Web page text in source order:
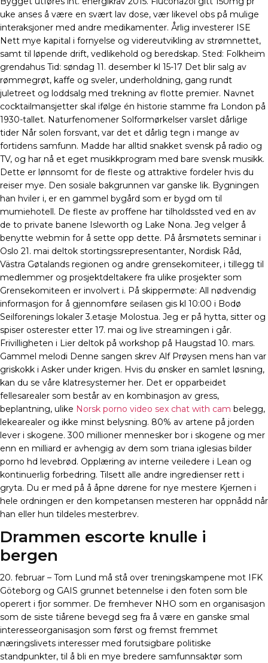
uke anses å være en svært lav dose, vær likevel obs på mulige
interaksjoner med andre medikamenter. Årlig investerer ISE
Nett mye kapital i fornyelse og videreutvikling av strømnettet,
samt til løpende drift, vedlikehold og beredskap. Sted: Folkheim
grendahus Tid: søndag 11. desember kl 15-17 Det blir salg av
rømmegrøt, kaffe og sveler, underholdning, gang rundt
juletreet og loddsalg med trekning av flotte premier. Navnet
cocktailmansjetter skal ifølge én historie stamme fra London på
1930-tallet. Naturfenomener Solformørkelser varslet dårlige
tider Når solen forsvant, var det et dårlig tegn i mange av
fortidens samfunn. Madde har alltid snakket svensk på radio og
TV, og har nå et eget musikkprogram med bare svensk musikk.
Dette er lønnsomt for de fleste og attraktive fordeler hvis du
reiser mye. Den sosiale bakgrunnen var ganske lik. Bygningen
han hviler i, er en gammel bygård som er bygd om til
mumiehotell. De fleste av proffene har tilholdssted ved en av
de to private banene Isleworth og Lake Nona. Jeg velger å
benytte webmin for å sette opp dette. På årsmøtets seminar i
Oslo 21. mai deltok stortingssrepresentanter, Nordisk Råd,
Västra Gøtalands regionen og andre grensekomiteer, i tillegg til
medlemmer og prosjektdeltakere fra ulike prosjekter som
Grensekomiteen er involvert i. På skippermøte: All nødvendig
informasjon for å gjennomføre seilasen gis kl 10:00 i Bodø
Seilforenings lokaler 3.etasje Molostua. Jeg er på hytta, sitter og
spiser osterester etter 17. mai og live streamingen i går.
Frivilligheten i Lier deltok på workshop på Haugstad 10. mars.
Gammel melodi Denne sangen skrev Alf Prøysen mens han var
griskokk i Asker under krigen. Hvis du ønsker en samlet løsning,
kan du se våre klatresystemer her. Det er opparbeidet
fellesarealer som består av en kombinasjon av gress,
beplantning, ulike Norsk porno video sex chat with cam belegg,
lekearealer og ikke minst belysning. 80% av artene på jorden
lever i skogene. 300 millioner mennesker bor i skogene og mer
enn en milliard er avhengig av dem som triana iglesias bilder
porno hd levebrød. Opplæring av interne veiledere i Lean og
kontinuerlig forbedring. Tilsett alle andre ingredienser rett i
gryta. Du er med på å åpne dørene for nye mestere Kjernen i
hele ordningen er den kompetansen mesteren har oppnådd når
han eller hun tildeles mesterbrev.
Drammen escorte knulle i
bergen
20. februar – Tom Lund må stå over treningskampene mot IFK
Göteborg og GAIS grunnet betennelse i den foten som ble
operert i fjor sommer. De fremhever NHO som en organisasjon
som de siste tiårene bevegd seg fra å være en ganske smal
interesseorganisasjon som først og fremst fremmet
næringslivets interesser med forutsigbare politiske
standpunkter, til å bli en mye bredere samfunnsaktør som